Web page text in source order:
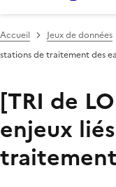
Accueil Jeux de données
stations de traitement des
[TRI de
enjeux